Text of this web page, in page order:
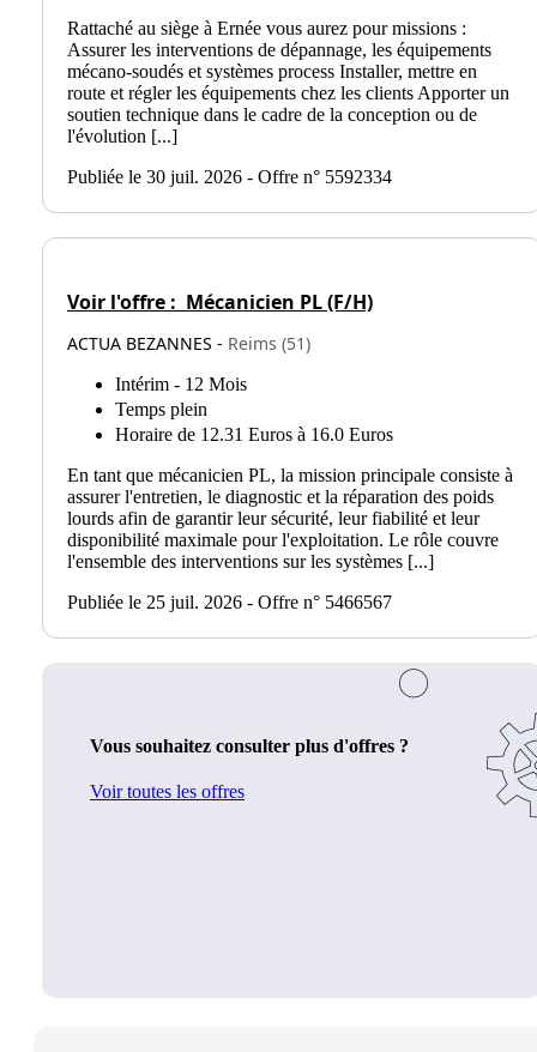
Rattaché au siège à Ernée vous aurez pour missions :
Assurer les interventions de dépannage, les équipements
mécano-soudés et systèmes process Installer, mettre en
route et régler les équipements chez les clients Apporter un
soutien technique dans le cadre de la conception ou de
l'évolution [...]
Publiée le 30 juil. 2026 - Offre n° 5592334
Voir l'offre : Mécanicien PL (F/H)
ACTUA BEZANNES - Reims (51)
Intérim - 12 Mois
Temps plein
Horaire de 12.31 Euros à 16.0 Euros
En tant que mécanicien PL, la mission principale consiste à
assurer l'entretien, le diagnostic et la réparation des poids
lourds afin de garantir leur sécurité, leur fiabilité et leur
disponibilité maximale pour l'exploitation. Le rôle couvre
l'ensemble des interventions sur les systèmes [...]
Publiée le 25 juil. 2026 - Offre n° 5466567
Vous souhaitez consulter plus d'offres ?
Voir toutes les offres